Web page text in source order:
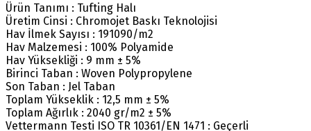
Ürün Tanımı : Tufting Halı
Üretim Cinsi : Chromojet Baskı Teknolojisi
Hav İlmek Sayısı : 191090/m2
Hav Malzemesi : 100% Polyamide
Hav Yüksekliği : 9 mm ± 5%
Birinci Taban : Woven Polypropylene
Son Taban : Jel Taban
Toplam Yükseklik : 12,5 mm ± 5%
Toplam Ağırlık : 2040 gr/m2 ± 5%
Vettermann Testi ISO TR 10361/EN 1471 : Geçerli